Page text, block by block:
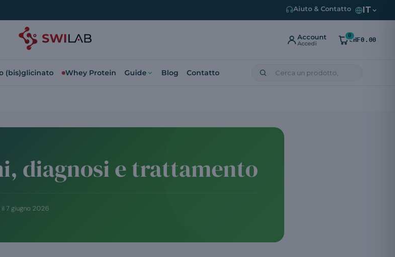
Aiuto & Contatto IT
Account
Accedi
0
CHF0.00
(bis)glicinato Whey Protein Guide Blog Contatto
diagnosi e trattamento
7 giugno 2026